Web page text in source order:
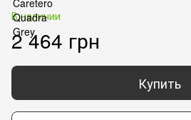
В наличии
2 464 грн
Купить